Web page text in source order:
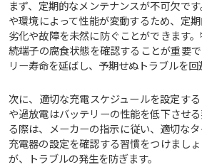
まず、定期的なメンテナンスが不可欠で
や環境によって性能が変動するため、定期
劣化や故障を未然に防ぐことができます
続端子の腐食状態を確認することが重要
リー寿命を延ばし、予期せぬトラブルを回
次に、適切な充電スケジュールを設定す
や過放電はバッテリーの性能を低下させ
る際は、メーカーの指示に従い、適切なタ
充電器の設定を確認する習慣をつけまし
が、トラブルの発生を防ぎます。